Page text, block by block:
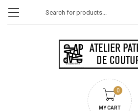
search
0
MY CART